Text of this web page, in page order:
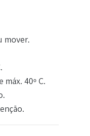
mover.
40º C.